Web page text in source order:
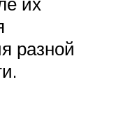
разной